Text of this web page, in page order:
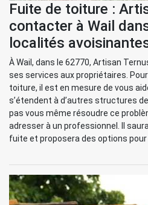
Fuite de toiture :
contacter à Wail
localités
À Wail, dans le 62770, Artisan
ses services aux propriétaires.
toiture, il est en mesure de vous
s’étendent à d’autres structures
pas vous même résoudre ce
adresser à un professionnel. Il
fuite et proposera des options pour